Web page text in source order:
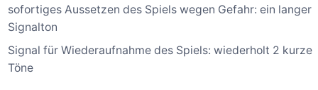
sofortiges Aussetzen des Spiels wegen Gefahr: ein langer
Signalton
Signal für Wiederaufnahme des Spiels: wiederholt 2 kurze
Töne